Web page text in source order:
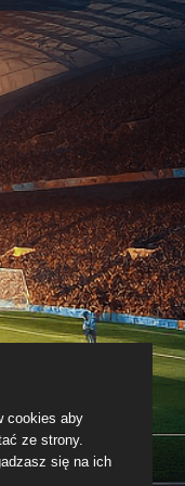
cookies aby
ze strony.
się na ich